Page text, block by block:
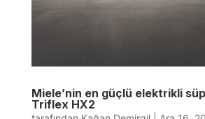
Miele’nin en güçlü elektrikli
Triflex HX2